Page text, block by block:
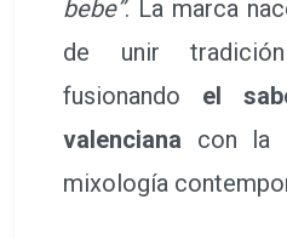
Chocolatero
Civil y